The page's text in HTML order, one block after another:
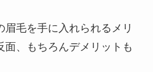
眉毛を手に入れられるメリ
面、もちろんデメリットも